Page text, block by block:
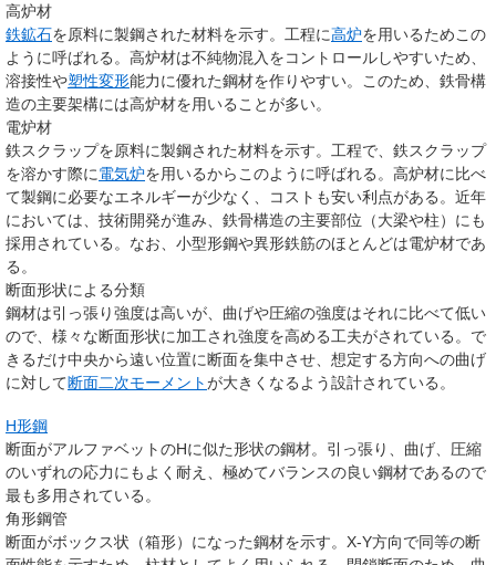
高炉材
鉄鉱石を原料に製鋼された材料を示す。工程に高炉を用いるためこの
ように呼ばれる。高炉材は不純物混入をコントロールしやすいため、
溶接性や塑性変形能力に優れた鋼材を作りやすい。このため、鉄骨構
造の主要架構には高炉材を用いることが多い。
電炉材
鉄スクラップを原料に製鋼された材料を示す。工程で、鉄スクラップ
を溶かす際に電気炉を用いるからこのように呼ばれる。高炉材に比べ
て製鋼に必要なエネルギーが少なく、コストも安い利点がある。近年
においては、技術開発が進み、鉄骨構造の主要部位（大梁や柱）にも
採用されている。なお、小型形鋼や異形鉄筋のほとんどは電炉材であ
る。
断面形状による分類
鋼材は引っ張り強度は高いが、曲げや圧縮の強度はそれに比べて低い
ので、様々な断面形状に加工され強度を高める工夫がされている。で
きるだけ中央から遠い位置に断面を集中させ、想定する方向への曲げ
に対して断面二次モーメントが大きくなるよう設計されている。
H形鋼
断面がアルファベットのHに似た形状の鋼材。引っ張り、曲げ、圧縮
のいずれの応力にもよく耐え、極めてバランスの良い鋼材であるので
最も多用されている。
角形鋼管
断面がボックス状（箱形）になった鋼材を示す。X-Y方向で同等の断